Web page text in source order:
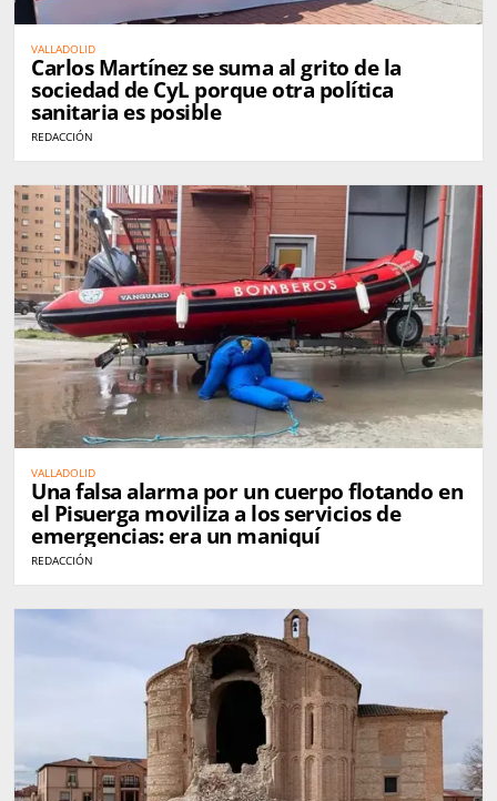
VALLADOLID
Carlos Martínez se suma al grito de la
sociedad de CyL porque otra política
sanitaria es posible
REDACCIÓN
VALLADOLID
Una falsa alarma por un cuerpo flotando en
el Pisuerga moviliza a los servicios de
emergencias: era un maniquí
REDACCIÓN